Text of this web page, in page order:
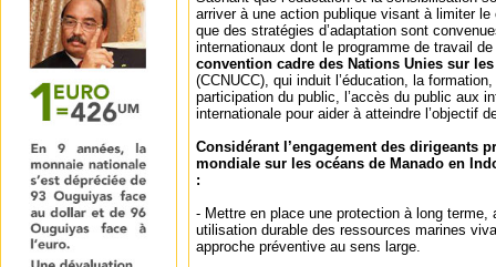
arriver à une action publique visant à limiter
que des stratégies d’adaptation sont
internationaux dont le programme de travail de
convention cadre des Nations Unies sur
(CCNUCC), qui induit l’éducation, la
participation du public, l’accès du public aux
internationale pour aider à atteindre l’objectif
Considérant l’engagement des dirigeants
mondiale sur les océans de Manado en
:
- Mettre en place une protection à long terme,
utilisation durable des ressources marines
approche préventive au sens large.